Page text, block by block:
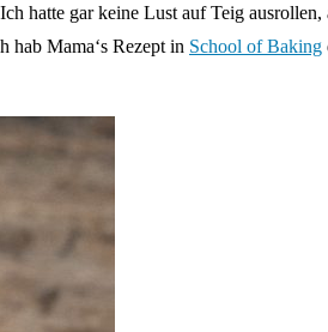
gar keine Lust auf Teig ausrollen,
hab Mama‘s Rezept in School of Baking